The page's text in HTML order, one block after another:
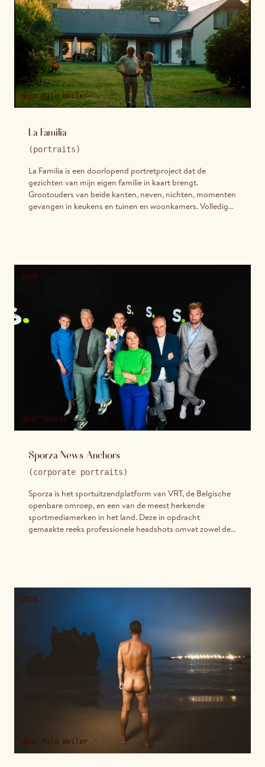
door Milo Weiler
La Familia
(portraits)
La Familia is een doorlopend portretproject dat de
gezichten van mijn eigen familie in kaart brengt.
Grootouders van beide kanten, neven, nichten, momenten
gevangen in keukens en tuinen en woonkamers. Volledig
2024
door Sporza
Sporza News Anchors
(corporate portraits)
Sporza is het sportuitzendplatform van VRT, de Belgische
openbare omroep, en een van de meest herkende
sportmediamerken in het land. Deze in opdracht
gemaakte reeks professionele headshots omvat zowel de
werden deze portretten ontworpen om te werken in
broadcast-, digitale en redactionele contexten.
2024
door Milo Weiler